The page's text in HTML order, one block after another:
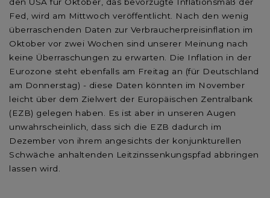
Fed, wird am Mittwoch veröffentlicht. Nach den wenig
überraschenden Daten zur Verbraucherpreisinflation im
Oktober vor zwei Wochen sind unserer Meinung nach
keine Überraschungen zu erwarten. Die Inflation in der
Eurozone steht ebenfalls am Freitag an (für Deutschland
am Donnerstag) - diese Daten könnten im November
leicht über dem Zielwert der Europäischen Zentralbank
(EZB) gelegen haben. Es ist aber in unseren Augen
unwahrscheinlich, dass sich die EZB dadurch im
Dezember von ihrem angesichts der konjunkturellen
Schwäche anhaltenden Leitzinssenkungspfad abbringen
lassen wird.